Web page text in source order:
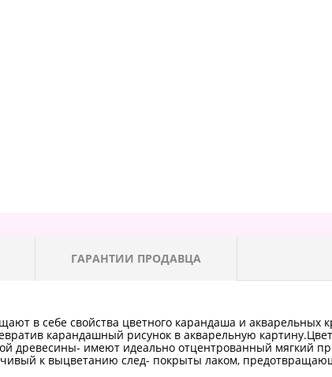
ГАРАНТИИ ПРОДАВЦА
в себе свойства цветного карандаша и акварельных
карандашный рисунок в акварельную
древесины- имеют идеально отцентрованный мягкий
к выцветанию след- покрыты лаком,